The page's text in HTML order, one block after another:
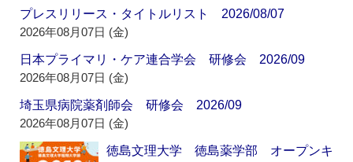
プレスリリース・タイトルリスト 2026/08/07
2026年08月07日 (金)
日本プライマリ・ケア連合学会 研修会 2026/09
2026年08月07日 (金)
埼玉県病院薬剤師会 研修会 2026/09
2026年08月07日 (金)
徳島文理大学 徳島薬学部 オープンキ